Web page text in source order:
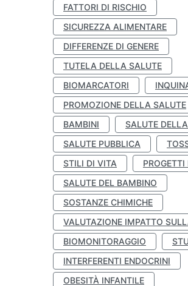
FATTORI DI RISCHIO
SICUREZZA ALIMENTARE
DIFFERENZE DI GENERE
TUTELA DELLA SALUTE
BIOMARCATORI
PROMOZIONE DELLA SALUTE
BAMBINI
SALUTE
SALUTE PUBBLICA
STILI DI VITA
PROGETTI
SALUTE DEL BAMBINO
SOSTANZE CHIMICHE
VALUTAZIONE IMPATTO
BIOMONITORAGGIO
INTERFERENTI ENDOCRINI
OBESITÀ INFANTILE